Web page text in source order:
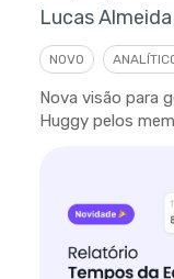
Lucas Almeida
NOVO
Nova visão para
Huggy pelos